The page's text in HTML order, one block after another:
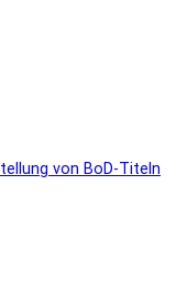
von BoD-Titeln